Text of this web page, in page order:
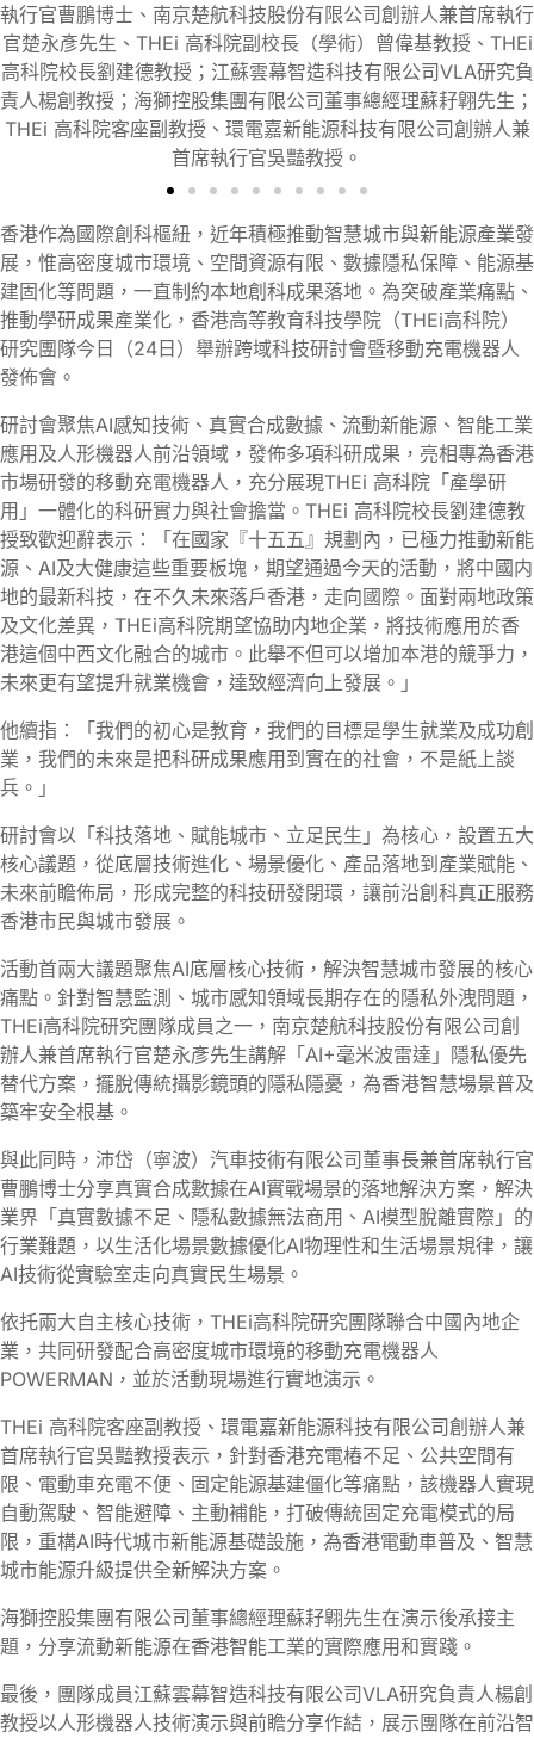
席執行
THEi
研究負
先生；
人兼
展。
香港作為國際創科樞紐，近年積極推動智慧城市與新能源產業發
展，惟高密度城市環境、空間資源有限、數據隱私保障、能源基
建固化等問題，一直制約本地創科成果落地。為突破產業痛點、
推動學研成果產業化，香港高等教育科技學院（THEi高科院）
研究團隊今日（24日）舉辦跨域科技研討會暨移動充電機器人
發佈會。
研討會聚焦AI感知技術、真實合成數據、流動新能源、智能工業
應用及人形機器人前沿領域，發佈多項科研成果，亮相專為香港
市場研發的移動充電機器人，充分展現THEi 高科院「產學研
用」一體化的科研實力與社會擔當。THEi 高科院校長劉建德教
授致歡迎辭表示：「在國家『十五五』規劃內，已極力推動新能
源、AI及大健康這些重要板塊，期望通過今天的活動，將中國内
地的最新科技，在不久未來落戶香港，走向國際。面對兩地政策
及文化差異，THEi高科院期望協助内地企業，將技術應用於香
港這個中西文化融合的城市。此舉不但可以增加本港的競爭力，
未來更有望提升就業機會，達致經濟向上發展。」
他續指：「我們的初心是教育，我們的目標是學生就業及成功創
業，我們的未來是把科研成果應用到實在的社會，不是紙上談
兵。」
研討會以「科技落地、賦能城市、立足民生」為核心，設置五大
核心議題，從底層技術進化、場景優化、產品落地到產業賦能、
未來前瞻佈局，形成完整的科技研發閉環，讓前沿創科真正服務
香港市民與城市發展。
活動首兩大議題聚焦AI底層核心技術，解決智慧城市發展的核心
痛點。針對智慧監測、城市感知領域長期存在的隱私外洩問題，
THEi高科院研究團隊成員之一，南京楚航科技股份有限公司創
辦人兼首席執行官楚永彥先生講解「AI+毫米波雷達」隱私優先
替代方案，擺脫傳統攝影鏡頭的隱私隱憂，為香港智慧場景普及
築牢安全根基。
與此同時，沛岱（寧波）汽車技術有限公司董事長兼首席執行官
曹鵬博士分享真實合成數據在AI實戰場景的落地解決方案，解決
業界「真實數據不足、隱私數據無法商用、AI模型脫離實際」的
行業難題，以生活化場景數據優化AI物理性和生活場景規律，讓
AI技術從實驗室走向真實民生場景。
依托兩大自主核心技術，THEi高科院研究團隊聯合中國內地企
業，共同研發配合高密度城市環境的移動充電機器人
POWERMAN，並於活動現場進行實地演示。
THEi 高科院客座副教授、環電嘉新能源科技有限公司創辦人兼
首席執行官吳豔教授表示，針對香港充電樁不足、公共空間有
限、電動車充電不便、固定能源基建僵化等痛點，該機器人實現
自動駕駛、智能避障、主動補能，打破傳統固定充電模式的局
限，重構AI時代城市新能源基礎設施，為香港電動車普及、智慧
城市能源升級提供全新解決方案。
海獅控股集團有限公司董事總經理蘇耔翺先生在演示後承接主
題，分享流動新能源在香港智能工業的實際應用和實踐。
最後，團隊成員江蘇雲幕智造科技有限公司VLA研究負責人楊創
教授以人形機器人技術演示與前瞻分享作結，展示團隊在前沿智